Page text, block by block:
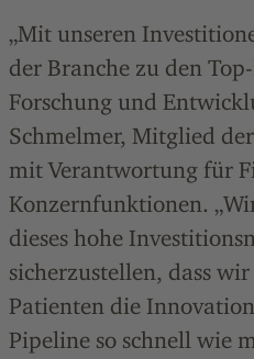
„Mit unseren
der Branche zu den
Forschung und
Schmelmer, Mitglied
mit Verantwortung für
Konzernfunktionen.
dieses hohe
sicherzustellen, dass
Patienten die
Pipeline so schnell wie